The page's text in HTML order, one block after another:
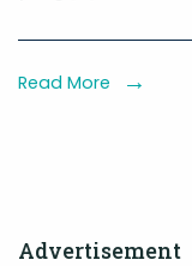
Read More
Advertisement